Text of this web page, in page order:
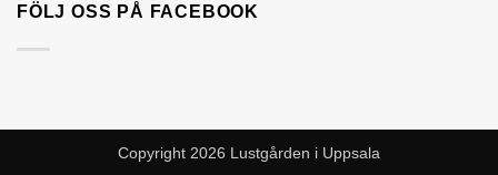
FÖLJ OSS PÅ FACEBOOK
Copyright 2026 Lustgården i Uppsala